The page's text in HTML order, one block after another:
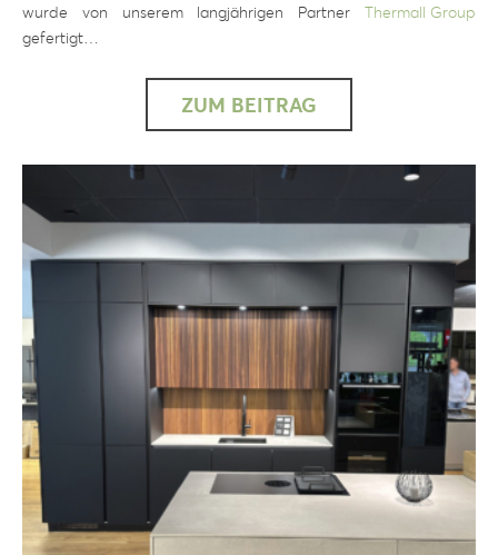
wurde von unserem langjährigen Partner Thermall Group
gefertigt…
ZUM BEITRAG